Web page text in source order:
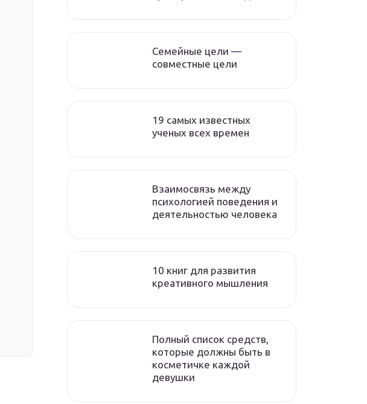
Семейные цели —
совместные цели
19 самых известных
ученых всех времен
Взаимосвязь между
психологией поведения и
деятельностью человека
10 книг для развития
креативного мышления
Полный список средств,
которые должны быть в
косметичке каждой
девушки